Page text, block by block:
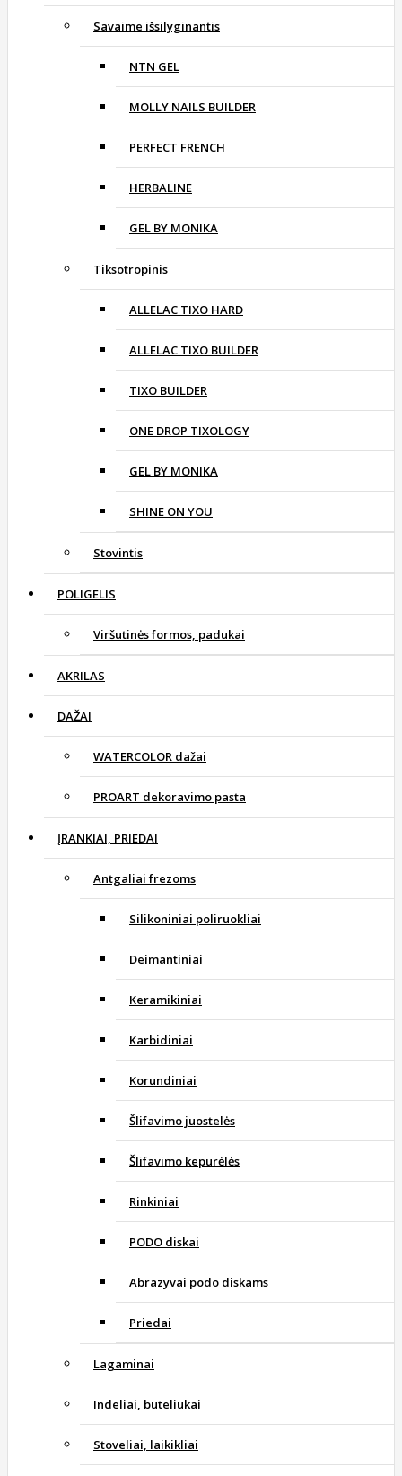
Savaime išsilyginantis
NTN GEL
MOLLY NAILS BUILDER
PERFECT FRENCH
HERBALINE
GEL BY MONIKA
Tiksotropinis
ALLELAC TIXO HARD
ALLELAC TIXO BUILDER
TIXO BUILDER
ONE DROP TIXOLOGY
GEL BY MONIKA
SHINE ON YOU
Stovintis
POLIGELIS
Viršutinės formos, padukai
AKRILAS
DAŽAI
WATERCOLOR dažai
PROART dekoravimo pasta
ĮRANKIAI, PRIEDAI
Antgaliai frezoms
Silikoniniai poliruokliai
Deimantiniai
Keramikiniai
Karbidiniai
Korundiniai
Šlifavimo juostelės
Šlifavimo kepurėlės
Rinkiniai
PODO diskai
Abrazyvai podo diskams
Priedai
Lagaminai
Indeliai, buteliukai
Stoveliai, laikikliai